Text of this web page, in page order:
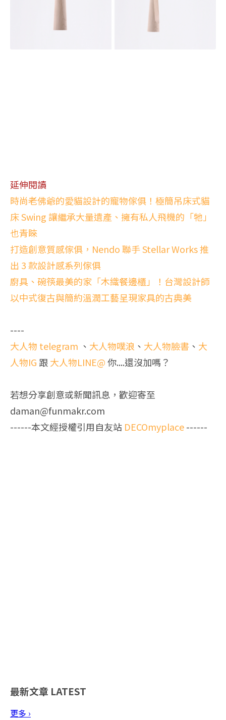
延伸閱讀
時尚老佛爺的愛貓設計的寵物傢俱！極簡吊床式貓
床 Swing 讓繼承大量遺產、擁有私人飛機的「牠」
也青睞
打造創意質感傢俱，Nendo 聯手 Stellar Works 推
出 3 款設計感系列傢俱
廚具、碗筷最美的家「木織餐邊櫃」！台灣設計師
以中式復古與簡約溫潤工藝呈現家具的古典美
----
大人物 telegram 、 大人物噗浪 、 大人物臉書 、 大
人物IG 跟大人物LINE@你....還沒加嗎？
若想分享創意或新聞訊息，歡迎寄至
daman@funmakr.com
------本文經授權引用自友站 DECOmyplace------
最新文章 LATEST
更多 ›